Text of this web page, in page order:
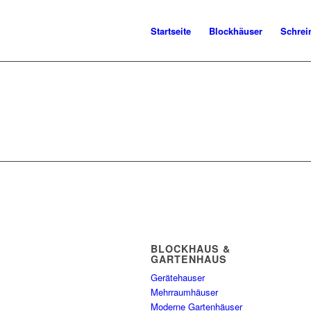
Startseite Blockhäuser
BLOCKHAUS &
GARTENHAUS
Gerätehauser
Mehrraumhäuser
Moderne Gartenhäuser